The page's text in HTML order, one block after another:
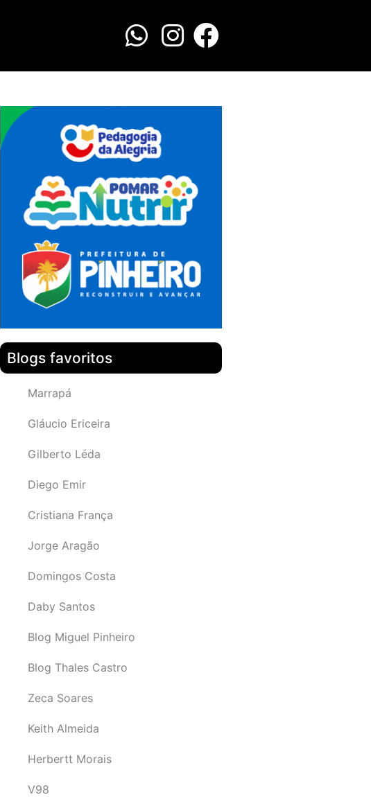
Blogs favoritos
Marrapá
Gláucio Ericeira
Gilberto Léda
Diego Emir
Cristiana França
Jorge Aragão
Domingos Costa
Daby Santos
Blog Miguel Pinheiro
Blog Thales Castro
Zeca Soares
Keith Almeida
Herbertt Morais
V98